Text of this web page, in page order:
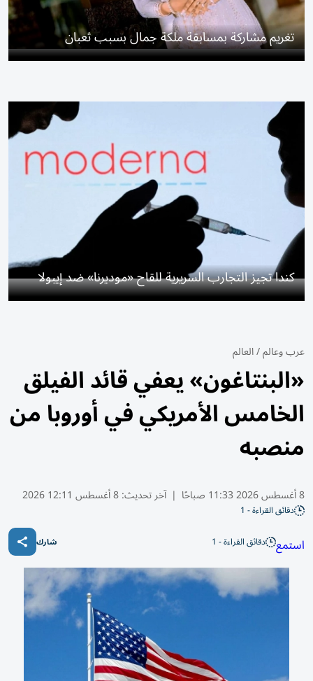
تغريم مشاركة بمسابقة ملكة جمال بسبب ثعبان
كندا تجيز التجارب السريرية للقاح «موديرنا» ضد إيبولا
عرب وعالم/العالم
«البنتاغون» يعفي قائد الفيلق
الخامس الأمريكي في أوروبا من
منصبه
8 أغسطس 2026 11:33 صباحًا | آخر تحديث:8 أغسطس 12:11 2026
دقائق القراءة - 1
استمع دقائق القراءة - 1 شارك